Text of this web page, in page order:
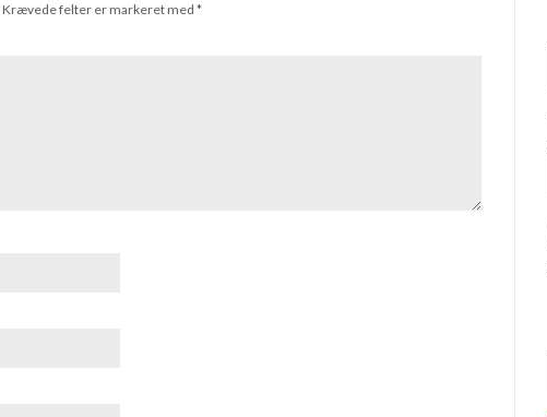
Krævede felter er markeret med *